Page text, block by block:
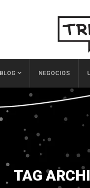
BLOG NEGOCIOS
TAG